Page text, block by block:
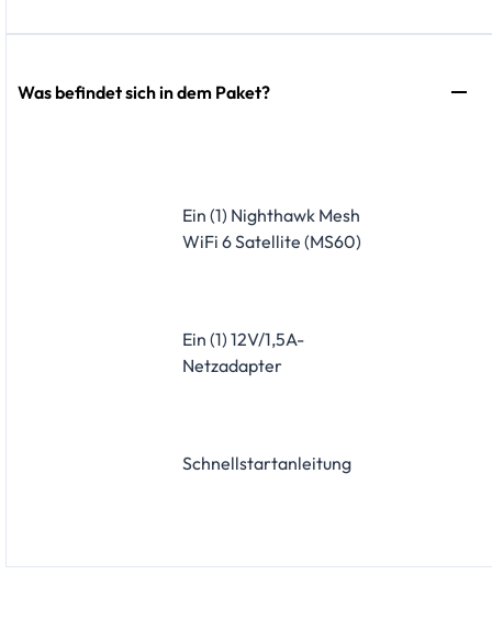
Was befindet sich in dem Paket?
Ein (1) Nighthawk Mesh
WiFi 6 Satellite (MS60)
Ein (1) 12V/1,5A-
Netzadapter
Schnellstartanleitung